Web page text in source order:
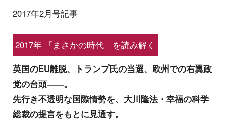
2017年2月号記事
2017年 「まさかの時代」を読み解く
英国のEU離脱、トランプ氏の当選、欧州での右翼政
党の台頭――。
先行き不透明な国際情勢を、大川隆法・幸福の科学
総裁の提言をもとに見通す。